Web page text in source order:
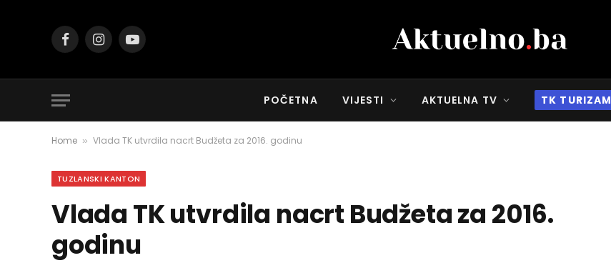
FacebookInstagramYouTube
POČETNA VIJESTI AKTUELNA TV TK TURIZAM
Home » Vlada TK utvrdila nacrt Budžeta za 2016. godinu
TUZLANSKI KANTON
Vlada TK utvrdila nacrt Budžeta za 2016.
godinu